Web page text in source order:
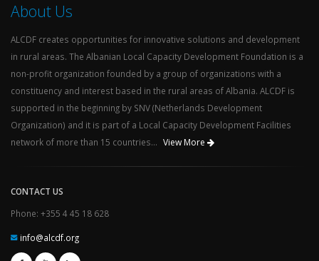
About Us
ALCDF creates opportunities for innovative solutions and development
in rural areas. The Albanian Local Capacity Development Foundation is a
non-profit organization founded by a group of organizations with a
constituency and interest based in the rural areas of Albania. ALCDF is
supported in the beginning by SNV (Netherlands Development
Organization) and it is part of a Local Capacity Development Facilities
network of more than 15 countries... View More
CONTACT US
Phone: +355 4 45 18 628
info@alcdf.org